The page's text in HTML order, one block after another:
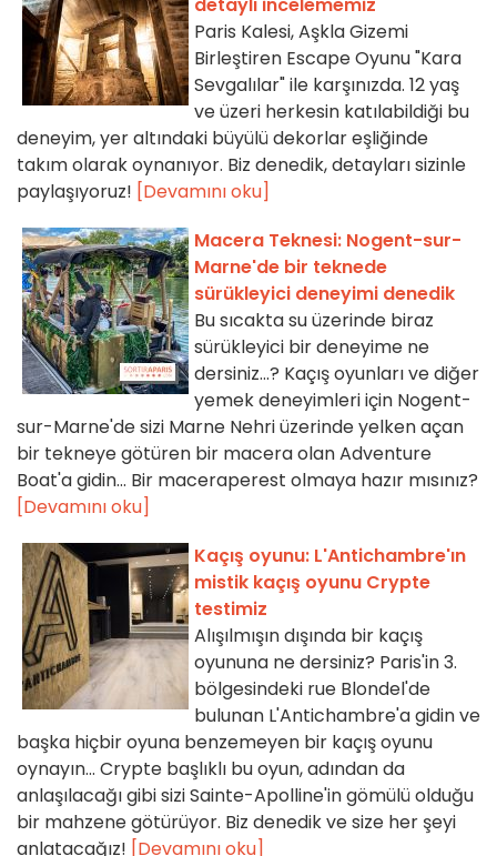
detaylı incelememiz
Paris Kalesi, Aşkla Gizemi
Birleştiren Escape Oyunu "Kara
Sevgalılar" ile karşınızda. 12 yaş
ve üzeri herkesin katılabildiği bu
deneyim, yer altındaki büyülü dekorlar eşliğinde
takım olarak oynanıyor. Biz denedik, detayları sizinle
paylaşıyoruz! [Devamını oku]
Macera Teknesi: Nogent-sur-
Marne'de bir teknede
sürükleyici deneyimi denedik
Bu sıcakta su üzerinde biraz
sürükleyici bir deneyime ne
dersiniz...? Kaçış oyunları ve diğer
yemek deneyimleri için Nogent-
sur-Marne'de sizi Marne Nehri üzerinde yelken açan
bir tekneye götüren bir macera olan Adventure
Boat'a gidin... Bir maceraperest olmaya hazır mısınız?
[Devamını oku]
Kaçış oyunu: L'Antichambre'ın
mistik kaçış oyunu Crypte
testimiz
Alışılmışın dışında bir kaçış
oyununa ne dersiniz? Paris'in 3.
bölgesindeki rue Blondel'de
bulunan L'Antichambre'a gidin ve
başka hiçbir oyuna benzemeyen bir kaçış oyunu
oynayın... Crypte başlıklı bu oyun, adından da
anlaşılacağı gibi sizi Sainte-Apolline'in gömülü olduğu
bir mahzene götürüyor. Biz denedik ve size her şeyi
anlatacağız! [Devamını oku]